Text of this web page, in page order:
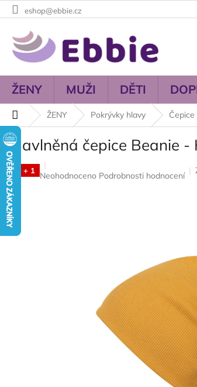
Přejít
na
eshop@ebbie.cz
ŽENY MUŽI DĚTI
Domů ŽENY Pokrývky hlavy
Bavlněná čepice Beanie -
3 + 1 Průměrné
Neohodnoceno Podrobnosti hodnocení